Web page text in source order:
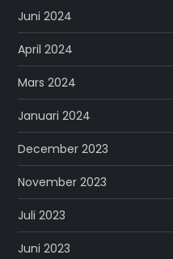
Juni 2024
April 2024
Mars 2024
Januari 2024
December 2023
November 2023
Juli 2023
Juni 2023